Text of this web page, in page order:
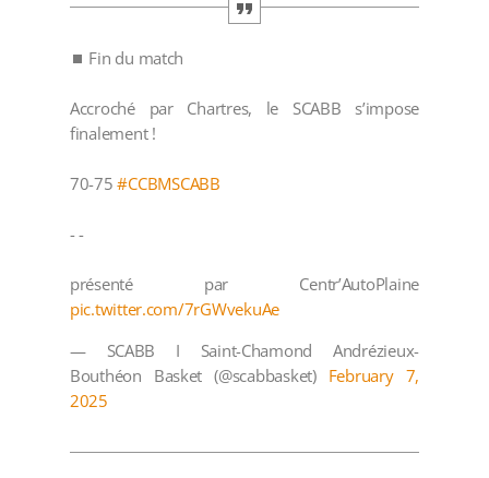
⏹️ Fin du match
Accroché par Chartres, le SCABB s’impose
finalement !
70-75#CCBMSCABB
- -
présenté par Centr’AutoPlaine
pic.twitter.com/7rGWvekuAe
— SCABB I Saint-Chamond Andrézieux-
Bouthéon Basket (@scabbasket) February 7,
2025